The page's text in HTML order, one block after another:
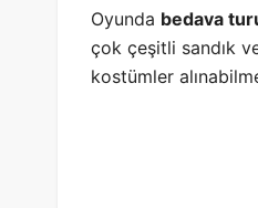
Oyunda bedava
çok çeşitli sandık
kostümler